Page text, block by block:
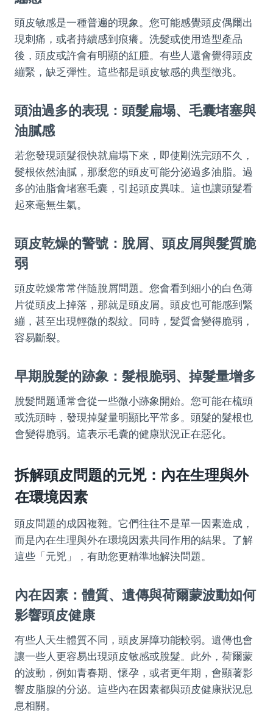
頭皮敏感是一種普遍的現象。您可能感覺頭皮偶爾出
現刺痛，或者持續感到痕癢。洗髮或使用造型產品
後，頭皮或許會有明顯的紅腫。有些人還會覺得頭皮
繃緊，缺乏彈性。這些都是頭皮敏感的典型徵兆。
頭油過多的表現：頭髮扁塌、毛囊堵塞與
油膩感
若您發現頭髮很快就扁塌下來，即使剛洗完頭不久，
髮根依然油膩，那麼您的頭皮可能分泌過多油脂。過
多的油脂會堵塞毛囊，引起頭皮異味。這也讓頭髮看
起來毫無生氣。
頭皮乾燥的警號：脫屑、頭皮屑與髮質脆
弱
頭皮乾燥常常伴隨脫屑問題。您會看到細小的白色薄
片從頭皮上掉落，那就是頭皮屑。頭皮也可能感到緊
繃，甚至出現輕微的裂紋。同時，髮質會變得脆弱，
容易斷裂。
早期脫髮的跡象：髮根脆弱、掉髮量增多
脫髮問題通常會從一些微小跡象開始。您可能在梳頭
或洗頭時，發現掉髮量明顯比平常多。頭髮的髮根也
會變得脆弱。這表示毛囊的健康狀況正在惡化。
拆解頭皮問題的元兇：內在生理與外
在環境因素
頭皮問題的成因複雜。它們往往不是單一因素造成，
而是內在生理與外在環境因素共同作用的結果。了解
這些「元兇」，有助您更精準地解決問題。
內在因素：體質、遺傳與荷爾蒙波動如何
影響頭皮健康
有些人天生體質不同，頭皮屏障功能較弱。遺傳也會
讓一些人更容易出現頭皮敏感或脫髮。此外，荷爾蒙
的波動，例如青春期、懷孕，或者更年期，會顯著影
響皮脂腺的分泌。這些內在因素都與頭皮健康狀況息
息相關。